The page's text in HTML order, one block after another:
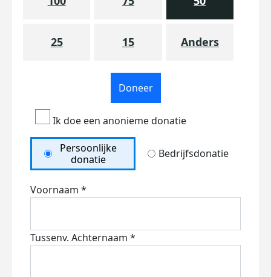
25 15 Anders
Doneer
Ik doe een anonieme donatie
Persoonlijke
donatie
Bedrijfsdonatie
Voornaam *
Tussenv. Achternaam *